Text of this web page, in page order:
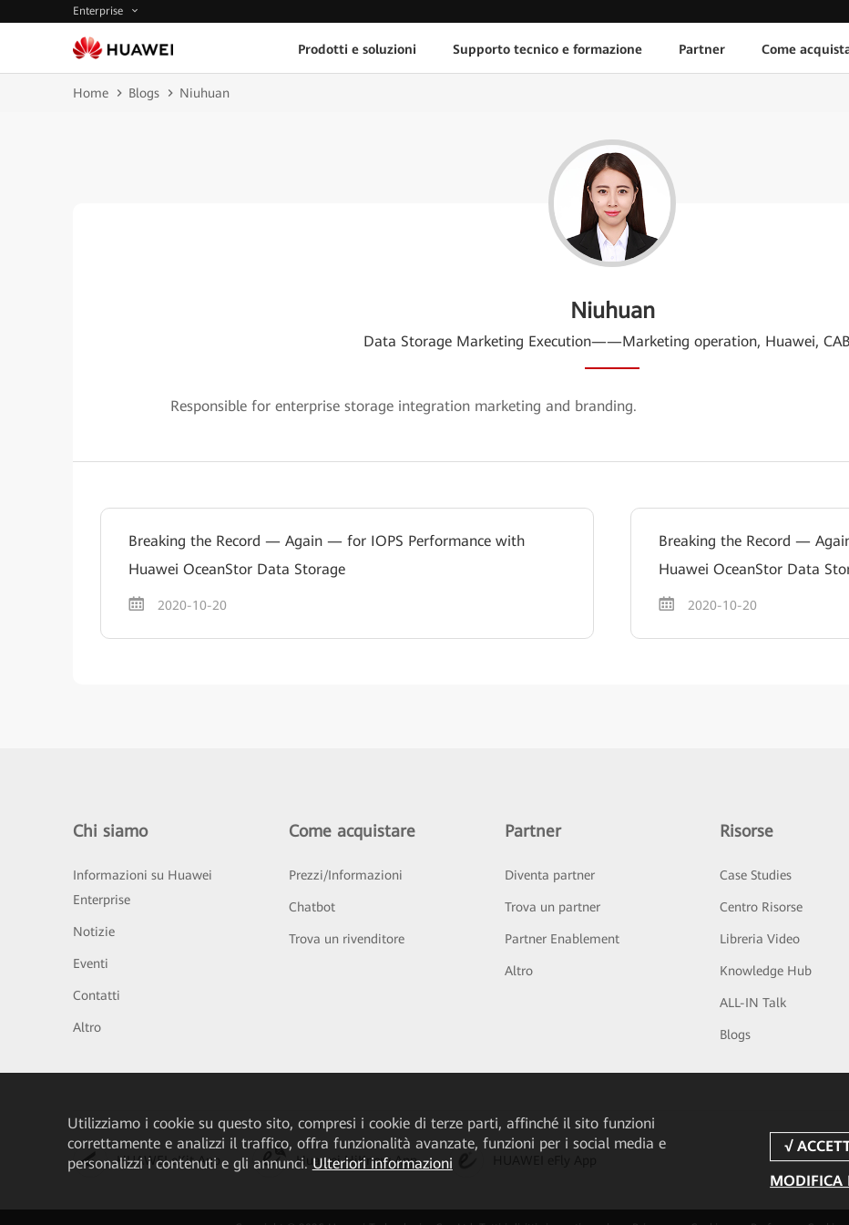
Enterprise
Prodotti e soluzioni Supporto tecnico e formazione Partner Come
Home Blogs Niuhuan
Niuhuan
Data Storage Marketing Execution——Marketing operation, Huawei,
Responsible for enterprise storage integration marketing and branding.
Breaking the Record — Again — for IOPS Performance with
Huawei OceanStor Data Storage
2020-10-20
Breaking the Record —
Huawei OceanStor Data
2020-10-20
Chi siamo
Informazioni su Huawei
Enterprise
Notizie
Eventi
Contatti
Altro
Come acquistare
Prezzi/Informazioni
Chatbot
Trova un rivenditore
Partner
Diventa partner
Trova un partner
Partner Enablement
Altro
Risorse
Case Studies
Centro Risorse
Libreria Video
Knowledge Hub
ALL-IN Talk
Blogs
HUAWEI eKit App Huawei HiKnow App
Utilizziamo i cookie su questo sito, compresi i cookie di terze parti, affinché il sito funzioni
correttamente e analizzi il traffico, offra funzionalità avanzate, funzioni per i social media e
personalizzi i contenuti e gli annunci. Ulteriori informazioni
MODIFICA